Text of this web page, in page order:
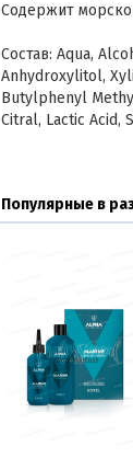
Содержит
Состав: Aqua,
Anhydroxylitol,
Butylphenyl
Citral, Lactic Acid,
Популярные в